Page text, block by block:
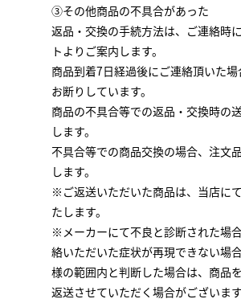
③その他商品の不具合があった
返品・交換の手続方法は、ご連絡時
トよりご案内します。
商品到着7日経過後にご連絡頂いた
お断りしています。
商品の不具合等での返品・交換時の
します。
不具合等での商品交換の場合、注文
します。
※ご返送いただいた商品は、当店に
たします。
※メーカーにて不良と診断された場
絡いただいた症状が再現できない場
様の範囲内と判断した場合は、商品
返送させていただく場合がございます